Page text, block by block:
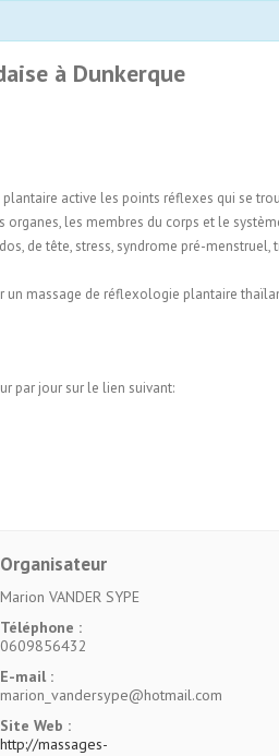
à Dunkerque
active les points réflexes qui se
les membres du corps et le
de tête, stress, syndrome pré-
un massage de réflexologie plantaire
par jour sur le lien suivant:
Organisateur
Marion VANDER SYPE
Téléphone :
0609856432
E-mail :
marion_vandersype@hotmail.com
Site Web :
http://massages-